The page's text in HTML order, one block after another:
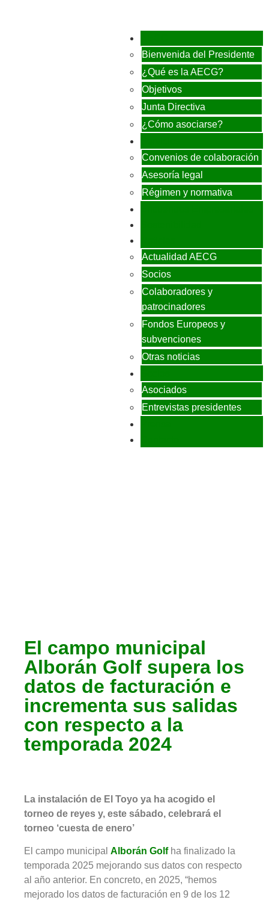
Bienvenida del Presidente
¿Qué es la AECG?
Objetivos
Junta Directiva
¿Cómo asociarse?
Convenios de colaboración
Asesoría legal
Régimen y normativa
Actualidad AECG
Socios
Colaboradores y
patrocinadores
Fondos Europeos y
subvenciones
Otras noticias
Asociados
Entrevistas presidentes
El campo municipal
Alborán Golf supera los
datos de facturación e
incrementa sus salidas
con respecto a la
temporada 2024
La instalación de El Toyo ya ha acogido el
torneo de reyes y, este sábado, celebrará el
torneo ‘cuesta de enero’
El campo municipal Alborán Golfha finalizado la
temporada 2025 mejorando sus datos con respecto
al año anterior. En concreto, en 2025, “hemos
mejorado los datos de facturación en 9 de los 12